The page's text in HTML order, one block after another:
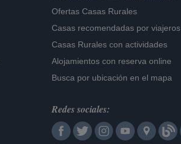
Ofertas Casas Rurales
Casas recomendadas por viajeros
Casas Rurales con actividades
Alojamientos con reserva online
Busca por ubicación en el mapa
Redes sociales: